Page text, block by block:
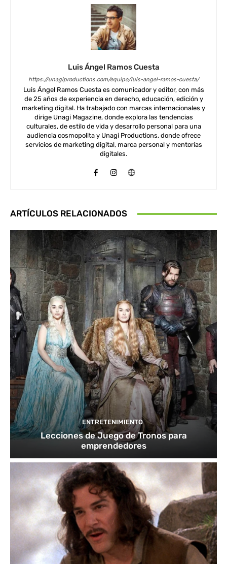
Luis Ángel Ramos Cuesta
https://unagiproductions.com/equipo/luis-angel-ramos-cuesta/
Luis Ángel Ramos Cuesta es comunicador y editor, con más
de 25 años de experiencia en derecho, educación, edición y
marketing digital. Ha trabajado con marcas internacionales y
dirige Unagi Magazine, donde explora las tendencias
culturales, de estilo de vida y desarrollo personal para una
audiencia cosmopolita y Unagi Productions, donde ofrece
servicios de marketing digital, marca personal y mentorías
digitales.
ARTÍCULOS RELACIONADOS
ENTRETENIMIENTO
Lecciones de Juego de Tronos para
emprendedores